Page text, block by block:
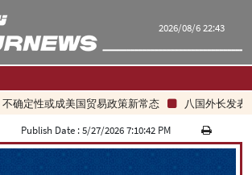
2026/08/6 22:43
我们|关于我们
定性或成美国贸易政策新常态
八国外长发表联
Publish Date :5/27/2026 7:10:42 PM